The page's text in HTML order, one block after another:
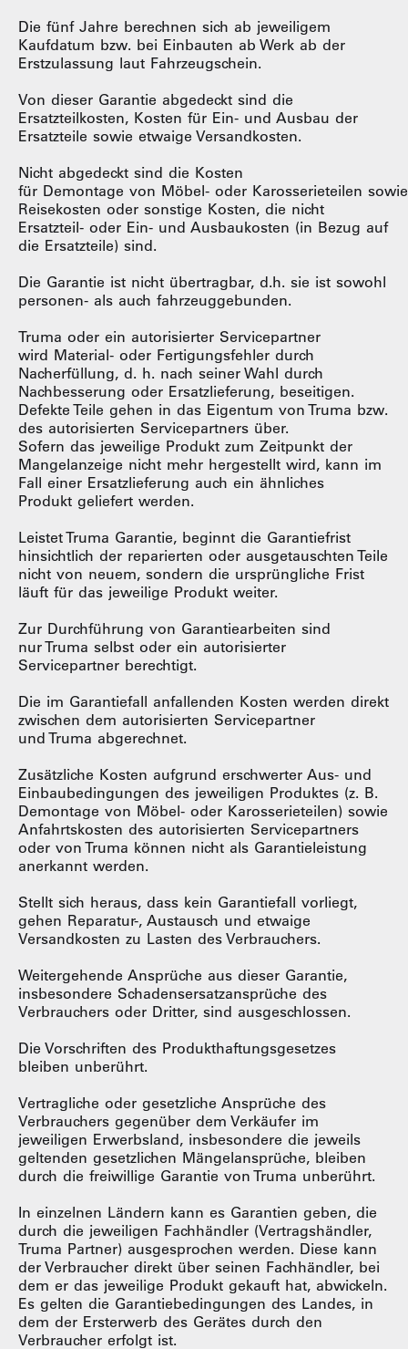
Die fünf Jahre berechnen sich ab jeweiligem
Kaufdatum bzw. bei Einbauten ab Werk ab der
Erstzulassung laut Fahrzeugschein.
Von dieser Garantie abgedeckt sind die
Ersatzteilkosten, Kosten für Ein- und Ausbau der
Ersatzteile sowie etwaige Versandkosten.
Nicht abgedeckt sind die Kosten
für Demontage von Möbel- oder Karosserieteilen
Reisekosten oder sonstige Kosten, die nicht
Ersatzteil- oder Ein- und Ausbaukosten (in Bezug auf
die Ersatzteile) sind.
Die Garantie ist nicht übertragbar, d.h. sie ist sowohl
personen- als auch fahrzeuggebunden.
Truma oder ein autorisierter Servicepartner
wird Material- oder Fertigungsfehler durch
Nacherfüllung, d. h. nach seiner Wahl durch
Nachbesserung oder Ersatzlieferung, beseitigen.
Defekte Teile gehen in das Eigentum von Truma bzw.
des autorisierten Servicepartners über.
Sofern das jeweilige Produkt zum Zeitpunkt der
Mangelanzeige nicht mehr hergestellt wird, kann im
Fall einer Ersatzlieferung auch ein ähnliches
Produkt geliefert werden.
Leistet Truma Garantie, beginnt die Garantiefrist
hinsichtlich der reparierten oder ausgetauschten Teile
nicht von neuem, sondern die ursprüngliche Frist
läuft für das jeweilige Produkt weiter.
Zur Durchführung von Garantiearbeiten sind
nur Truma selbst oder ein autorisierter
Servicepartner berechtigt.
Die im Garantiefall anfallenden Kosten werden direkt
zwischen dem autorisierten Servicepartner
und Truma abgerechnet.
Zusätzliche Kosten aufgrund erschwerter Aus- und
Einbaubedingungen des jeweiligen Produktes (z. B.
Demontage von Möbel- oder Karosserieteilen) sowie
Anfahrtskosten des autorisierten Servicepartners
oder von Truma können nicht als Garantieleistung
anerkannt werden.
Stellt sich heraus, dass kein Garantiefall vorliegt,
gehen Reparatur-, Austausch und etwaige
Versandkosten zu Lasten des Verbrauchers.
Weitergehende Ansprüche aus dieser Garantie,
insbesondere Schadensersatzansprüche des
Verbrauchers oder Dritter, sind ausgeschlossen.
Die Vorschriften des Produkthaftungsgesetzes
bleiben unberührt.
Vertragliche oder gesetzliche Ansprüche des
Verbrauchers gegenüber dem Verkäufer im
jeweiligen Erwerbsland, insbesondere die jeweils
geltenden gesetzlichen Mängelansprüche, bleiben
durch die freiwillige Garantie von Truma unberührt.
In einzelnen Ländern kann es Garantien geben, die
durch die jeweiligen Fachhändler (Vertragshändler,
Truma Partner) ausgesprochen werden. Diese kann
der Verbraucher direkt über seinen Fachhändler, bei
dem er das jeweilige Produkt gekauft hat, abwickeln.
Es gelten die Garantiebedingungen des Landes, in
dem der Ersterwerb des Gerätes durch den
Verbraucher erfolgt ist.